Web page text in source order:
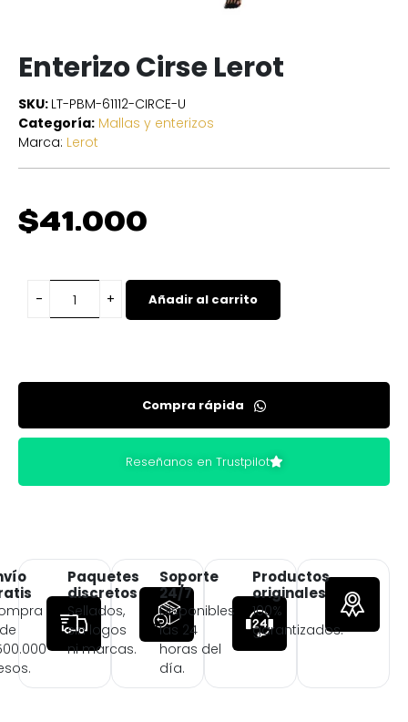
Enterizo Cirse Lerot
SKU: LT-PBM-61112-CIRCE-U
Categoría: Mallas y enterizos
Marca: Lerot
$41.000
Añadir al carrito
Compra rápida
Reseñanos en Trustpilot
Paquetes
discretos
Sellados,
sin logos
ni marcas.
Soporte
24/7
Disponibles
las 24
horas del
día.
Productos
originales
100%
garantizados.